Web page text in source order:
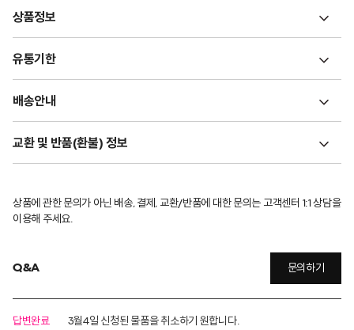
상품정보
유통기한
배송안내
교환 및 반품(환불) 정보
상품에 관한 문의가 아닌 배송, 결제, 교환/반품에 대한 문의는 고객센터 1:1 상담을
이용해 주세요.
Q&A 문의하기
답변완료 3월4일 신청된 물품을 취소하기 원합니다.